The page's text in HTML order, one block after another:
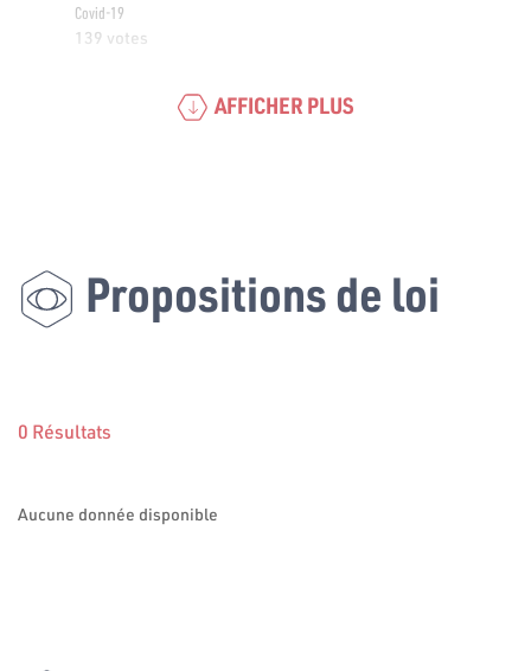
Covid-19
139 votes
AFFICHER PLUS
Propositions de loi
0 Résultats
Aucune donnée disponible